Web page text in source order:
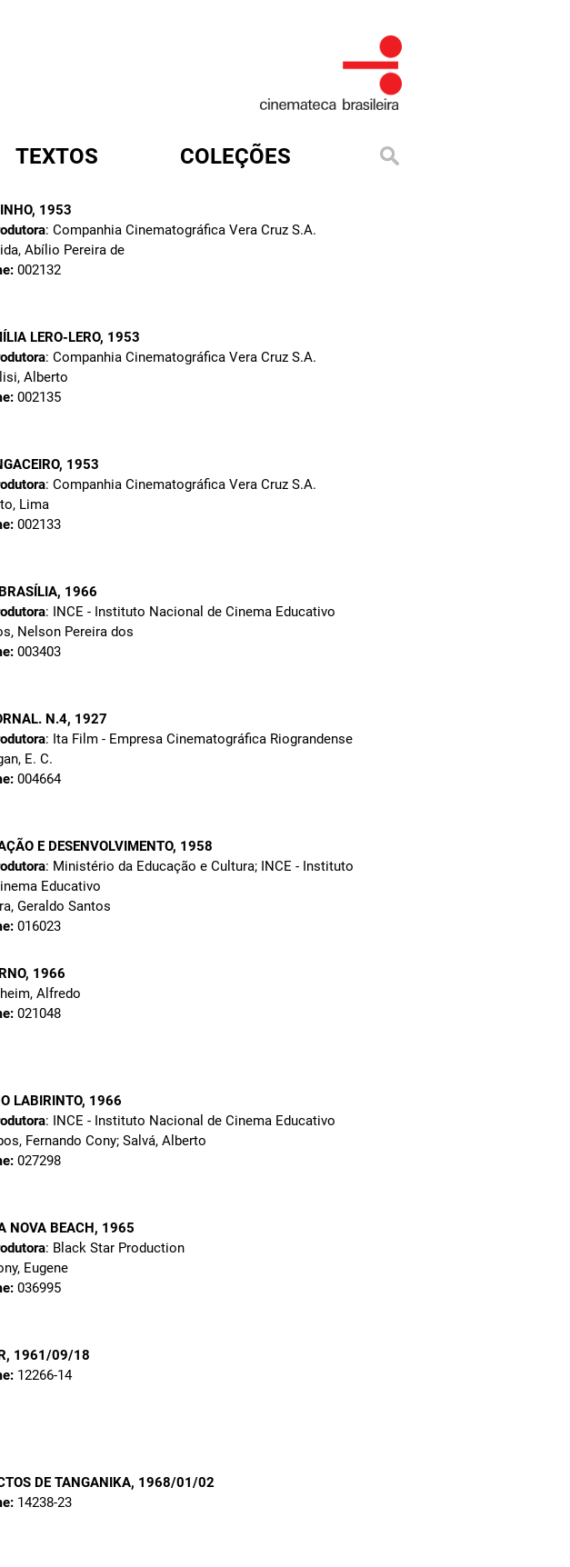
TEXTOS COLEÇÕES
, 1953
: Companhia Cinematográfica Vera Cruz S.A.
Abílio Pereira de
002132
LERO-LERO, 1953
: Companhia Cinematográfica Vera Cruz S.A.
Alberto
002135
, 1953
: Companhia Cinematográfica Vera Cruz S.A.
Lima
002133
, 1966
: INCE - Instituto Nacional de Cinema Educativo
Nelson Pereira dos
003403
N.4, 1927
: Ita Film - Empresa Cinematográfica Riograndense
E. C.
004664
E DESENVOLVIMENTO, 1958
: Ministério da Educação e Cultura; INCE - Instituto
Educativo
Geraldo Santos
016023
, 1966
Alfredo
021048
LABIRINTO, 1966
: INCE - Instituto Nacional de Cinema Educativo
Fernando Cony; Salvá, Alberto
027298
NOVA BEACH, 1965
: Black Star Production
Eugene
036995
, 1961/09/18
12266-14
DE TANGANIKA, 1968/01/02
14238-23